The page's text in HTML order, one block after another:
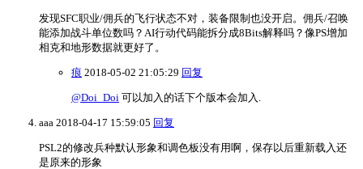
发现SFC职业/佣兵的飞行状态不对，装备限制也没开启。佣兵/召唤
能添加战斗单位数吗？AI行动代码能拆分成8Bits解释吗？像PS增加
相克和地形数据就更好了。
痕 2018-05-02 21:05:29 回复
@Doi_Doi 可以加入的话下个版本会加入.
aaa 2018-04-17 15:59:05 回复
PSL2的修改兵种默认形象和调色板没有用啊，保存以后重新载入还
是原来的形象